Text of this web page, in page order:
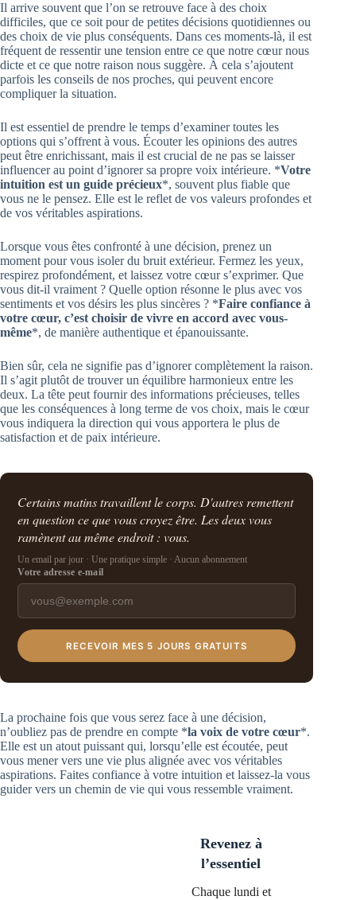
Il arrive souvent que l’on se retrouve face à des choix
difficiles, que ce soit pour de petites décisions quotidiennes ou
des choix de vie plus conséquents. Dans ces moments-là, il est
fréquent de ressentir une tension entre ce que notre cœur nous
dicte et ce que notre raison nous suggère. À cela s’ajoutent
parfois les conseils de nos proches, qui peuvent encore
compliquer la situation.
Il est essentiel de prendre le temps d’examiner toutes les
options qui s’offrent à vous. Écouter les opinions des autres
peut être enrichissant, mais il est crucial de ne pas se laisser
influencer au point d’ignorer sa propre voix intérieure. *Votre
intuition est un guide précieux*, souvent plus fiable que
vous ne le pensez. Elle est le reflet de vos valeurs profondes et
de vos véritables aspirations.
Lorsque vous êtes confronté à une décision, prenez un
moment pour vous isoler du bruit extérieur. Fermez les yeux,
respirez profondément, et laissez votre cœur s’exprimer. Que
vous dit-il vraiment ? Quelle option résonne le plus avec vos
sentiments et vos désirs les plus sincères ? *Faire confiance à
votre cœur, c’est choisir de vivre en accord avec vous-
même*, de manière authentique et épanouissante.
Bien sûr, cela ne signifie pas d’ignorer complètement la raison.
Il s’agit plutôt de trouver un équilibre harmonieux entre les
deux. La tête peut fournir des informations précieuses, telles
que les conséquences à long terme de vos choix, mais le cœur
vous indiquera la direction qui vous apportera le plus de
satisfaction et de paix intérieure.
Certains matins travaillent le corps. D'autres remettent
en question ce que vous croyez être. Les deux vous
ramènent au même endroit : vous.
Un email par jour · Une pratique simple · Aucun abonnement
Votre adresse e-mail
RECEVOIR MES 5 JOURS GRATUITS
La prochaine fois que vous serez face à une décision,
n’oubliez pas de prendre en compte *la voix de votre cœur*.
Elle est un atout puissant qui, lorsqu’elle est écoutée, peut
vous mener vers une vie plus alignée avec vos véritables
aspirations. Faites confiance à votre intuition et laissez-la vous
guider vers un chemin de vie qui vous ressemble vraiment.
Revenez à
l’essentiel
Chaque lundi et